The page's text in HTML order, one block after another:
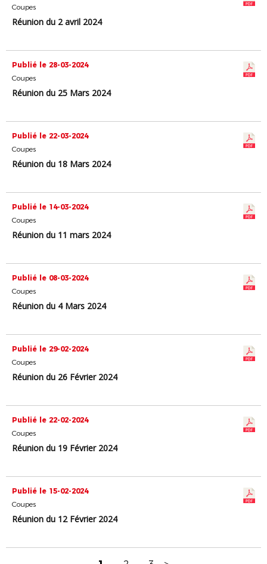
Coupes
Réunion du 2 avril 2024
Publié le 28-03-2024
Coupes
Réunion du 25 Mars 2024
Publié le 22-03-2024
Coupes
Réunion du 18 Mars 2024
Publié le 14-03-2024
Coupes
Réunion du 11 mars 2024
Publié le 08-03-2024
Coupes
Réunion du 4 Mars 2024
Publié le 29-02-2024
Coupes
Réunion du 26 Février 2024
Publié le 22-02-2024
Coupes
Réunion du 19 Février 2024
Publié le 15-02-2024
Coupes
Réunion du 12 Février 2024